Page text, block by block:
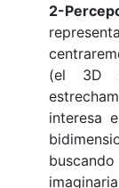
2-
(el 3D
interesa